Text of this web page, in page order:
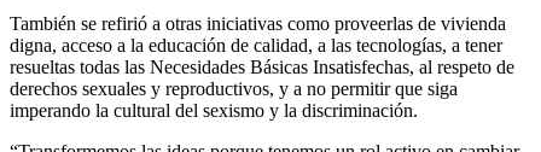
También se refirió a otras iniciativas como proveerlas de vivienda
digna, acceso a la educación de calidad, a las tecnologías, a tener
resueltas todas las Necesidades Básicas Insatisfechas, al respeto de
derechos sexuales y reproductivos, y a no permitir que siga
imperando la cultural del sexismo y la discriminación.